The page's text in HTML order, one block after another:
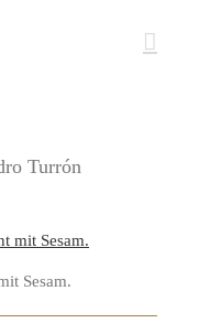
Turrón
Sesam.